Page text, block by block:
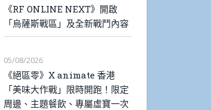
《RF ONLINE NEXT》開啟
「烏薩斯戰區」及全新戰鬥內容
05/08/2026
《絕區零》X animate 香港
「美味大作戰」限時開跑！限定
周邊、主題餐飲、專屬虛寶一次